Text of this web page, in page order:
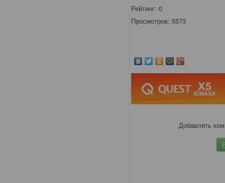
Рейтинг:0
Просмотров: 5573
Добавлять